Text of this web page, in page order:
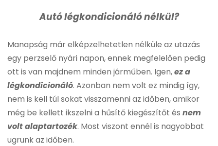
Autó légkondicionáló nélkül?
Manapság már elképzelhetetlen nélküle az utazás
egy perzselő nyári napon, ennek megfelelően pedig
ott is van majdnem minden járműben. Igen,ez a
légkondicionáló. Azonban nem volt ez mindig így,
nem is kell túl sokat visszamenni az időben, amikor
még be kellett ikszelni a hűsítő kiegészítőt és nem
volt alaptartozék. Most viszont ennél is nagyobbat
ugrunk az időben.